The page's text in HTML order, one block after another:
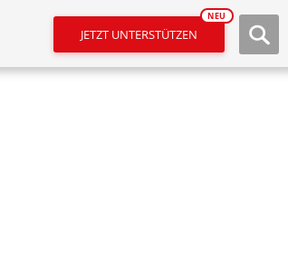
JETZT UNTERSTÜTZEN
NEU